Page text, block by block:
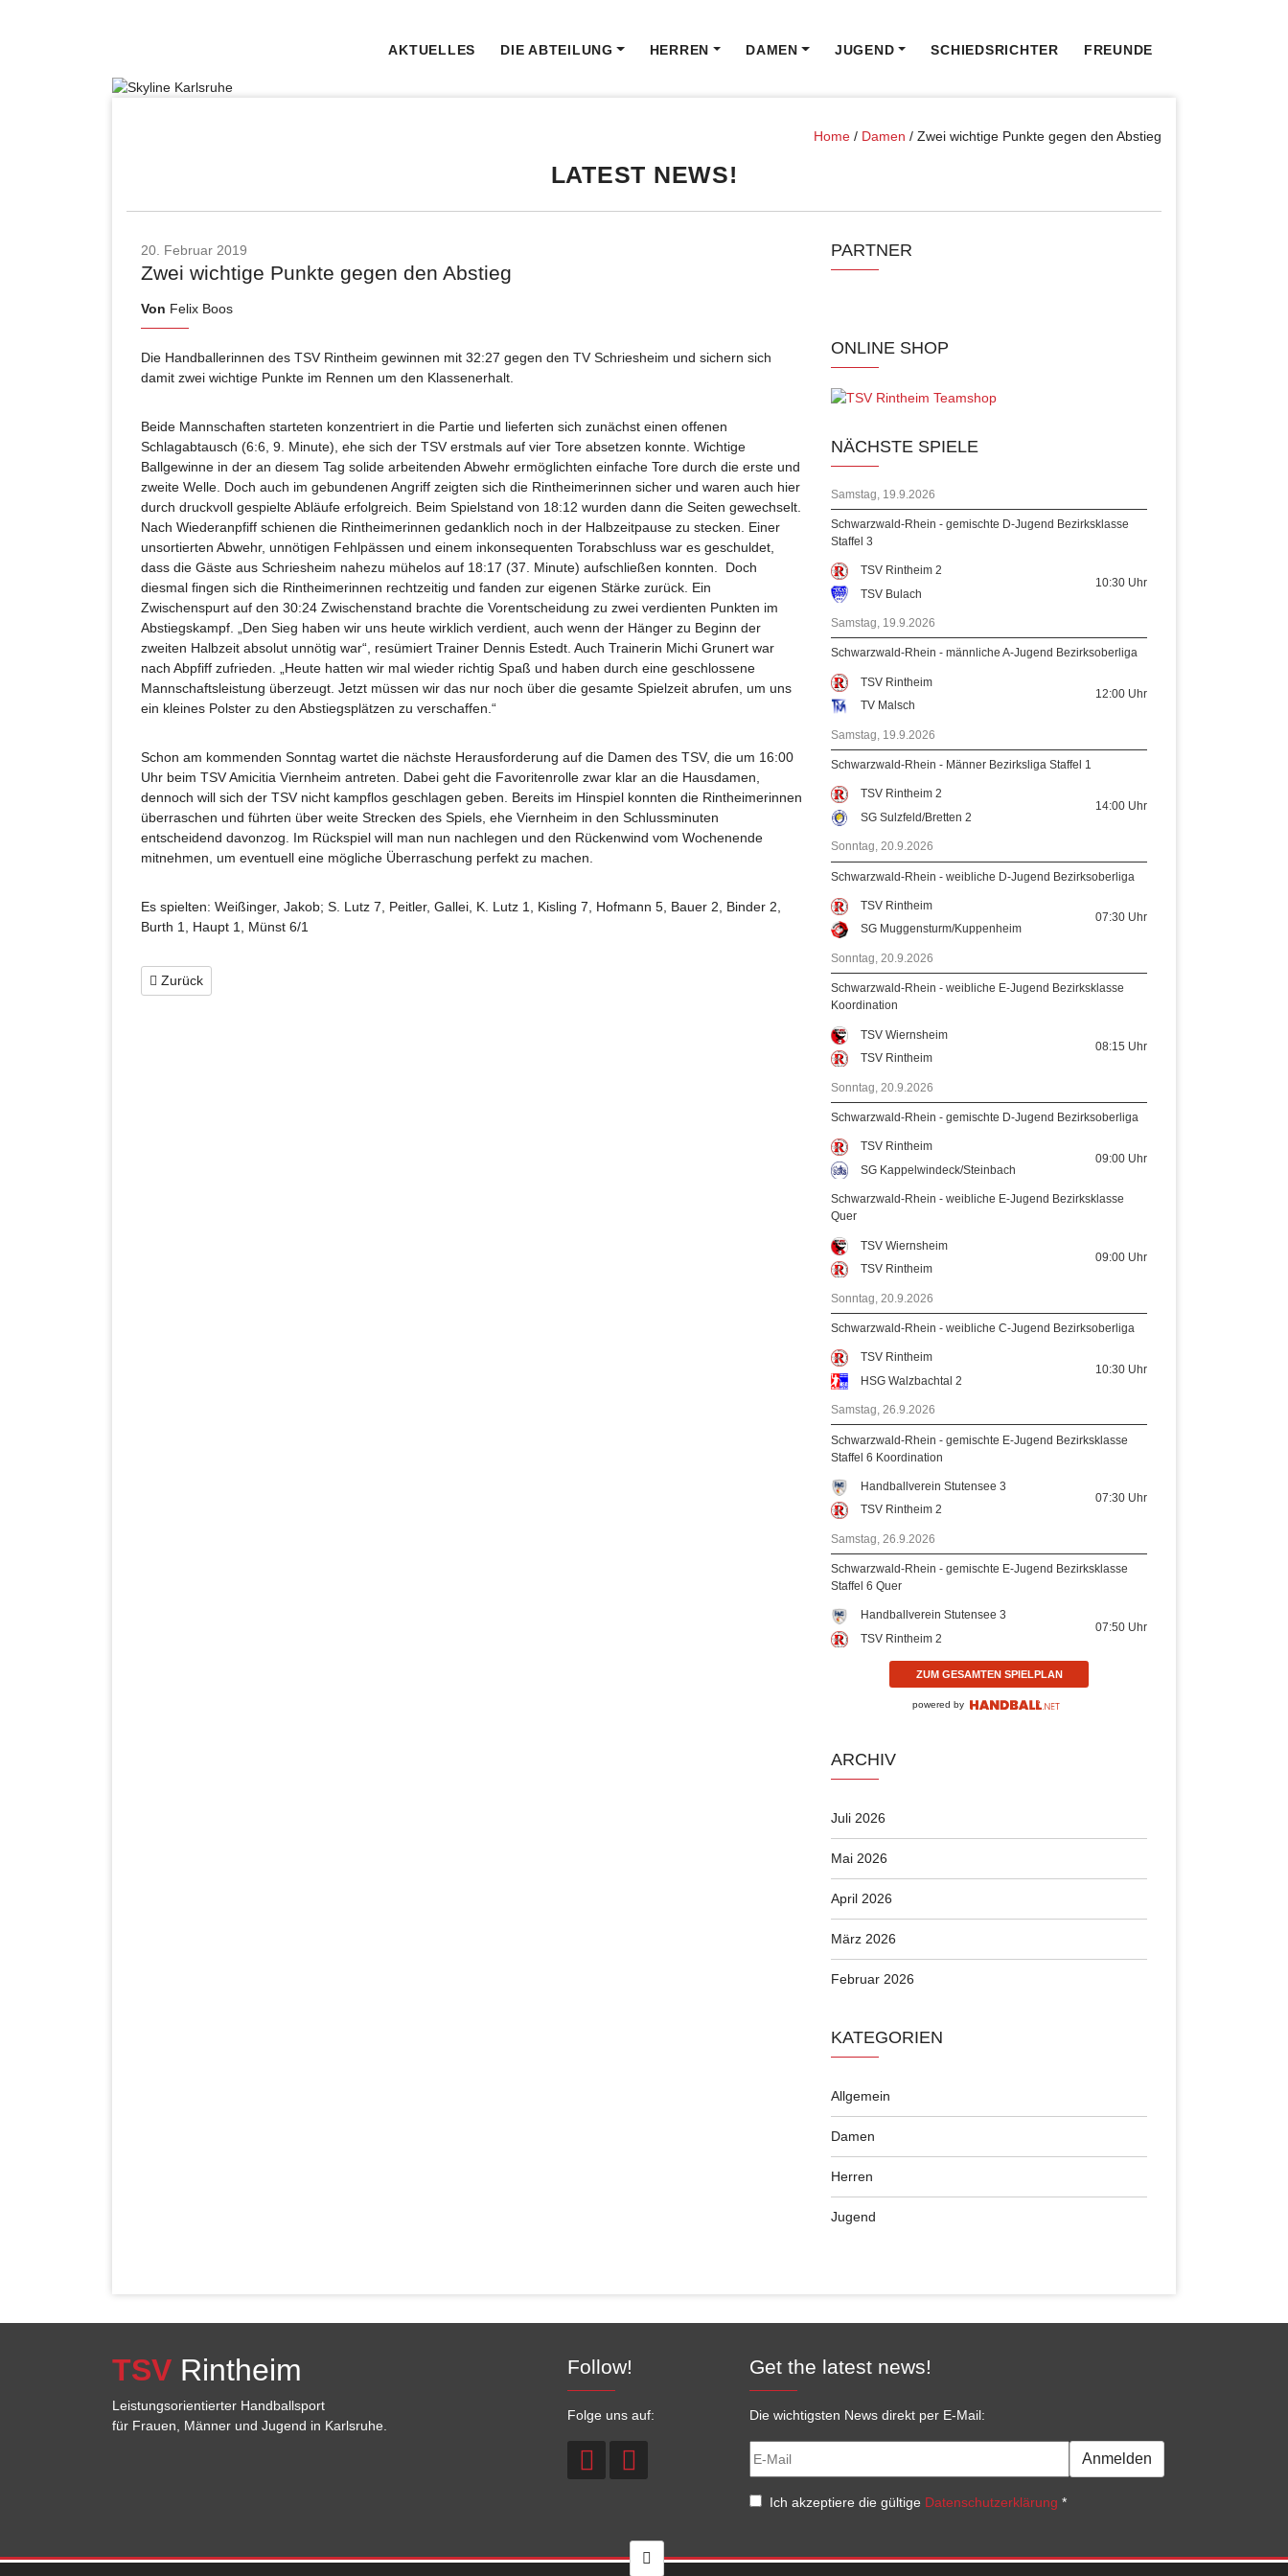
AKTUELLES DIE ABTEILUNG HERREN DAMEN JUGEND SCHIEDSRICHTER FREUNDE
Home / Damen / Zwei wichtige Punkte gegen den Abstieg
LATEST NEWS!
20. Februar 2019
Zwei wichtige Punkte gegen den Abstieg
Von Felix Boos
Die Handballerinnen des TSV Rintheim gewinnen mit 32:27 gegen den TV Schriesheim und sichern sich
damit zwei wichtige Punkte im Rennen um den Klassenerhalt.
Beide Mannschaften starteten konzentriert in die Partie und lieferten sich zunächst einen offenen
Schlagabtausch (6:6, 9. Minute), ehe sich der TSV erstmals auf vier Tore absetzen konnte. Wichtige
Ballgewinne in der an diesem Tag solide arbeitenden Abwehr ermöglichten einfache Tore durch die erste und
zweite Welle. Doch auch im gebundenen Angriff zeigten sich die Rintheimerinnen sicher und waren auch hier
durch druckvoll gespielte Abläufe erfolgreich. Beim Spielstand von 18:12 wurden dann die Seiten gewechselt.
Nach Wiederanpfiff schienen die Rintheimerinnen gedanklich noch in der Halbzeitpause zu stecken. Einer
unsortierten Abwehr, unnötigen Fehlpässen und einem inkonsequenten Torabschluss war es geschuldet,
dass die Gäste aus Schriesheim nahezu mühelos auf 18:17 (37. Minute) aufschließen konnten. Doch
diesmal fingen sich die Rintheimerinnen rechtzeitig und fanden zur eigenen Stärke zurück. Ein
Zwischenspurt auf den 30:24 Zwischenstand brachte die Vorentscheidung zu zwei verdienten Punkten im
Abstiegskampf. „Den Sieg haben wir uns heute wirklich verdient, auch wenn der Hänger zu Beginn der
zweiten Halbzeit absolut unnötig war“, resümiert Trainer Dennis Estedt. Auch Trainerin Michi Grunert war
nach Abpfiff zufrieden. „Heute hatten wir mal wieder richtig Spaß und haben durch eine geschlossene
Mannschaftsleistung überzeugt. Jetzt müssen wir das nur noch über die gesamte Spielzeit abrufen, um uns
ein kleines Polster zu den Abstiegsplätzen zu verschaffen.“
Schon am kommenden Sonntag wartet die nächste Herausforderung auf die Damen des TSV, die um 16:00
Uhr beim TSV Amicitia Viernheim antreten. Dabei geht die Favoritenrolle zwar klar an die Hausdamen,
dennoch will sich der TSV nicht kampflos geschlagen geben. Bereits im Hinspiel konnten die Rintheimerinnen
überraschen und führten über weite Strecken des Spiels, ehe Viernheim in den Schlussminuten
entscheidend davonzog. Im Rückspiel will man nun nachlegen und den Rückenwind vom Wochenende
mitnehmen, um eventuell eine mögliche Überraschung perfekt zu machen.
Es spielten: Weißinger, Jakob; S. Lutz 7, Peitler, Gallei, K. Lutz 1, Kisling 7, Hofmann 5, Bauer 2, Binder 2,
Burth 1, Haupt 1, Münst 6/1
Zurück
PARTNER
ONLINE SHOP
NÄCHSTE SPIELE
Samstag, 19.9.2026
Schwarzwald-Rhein - gemischte D-Jugend Bezirksklasse
Staffel 3
TSV Rintheim 2
TSV Bulach
10:30 Uhr
Samstag, 19.9.2026
Schwarzwald-Rhein - männliche A-Jugend Bezirksoberliga
TSV Rintheim
TV Malsch
12:00 Uhr
Samstag, 19.9.2026
Schwarzwald-Rhein - Männer Bezirksliga Staffel 1
TSV Rintheim 2
SG Sulzfeld/Bretten 2
14:00 Uhr
Sonntag, 20.9.2026
Schwarzwald-Rhein - weibliche D-Jugend Bezirksoberliga
TSV Rintheim
SG Muggensturm/Kuppenheim
07:30 Uhr
Sonntag, 20.9.2026
Schwarzwald-Rhein - weibliche E-Jugend Bezirksklasse
Koordination
TSV Wiernsheim
TSV Rintheim
08:15 Uhr
Sonntag, 20.9.2026
Schwarzwald-Rhein - gemischte D-Jugend Bezirksoberliga
TSV Rintheim
SG Kappelwindeck/Steinbach
09:00 Uhr
Schwarzwald-Rhein - weibliche E-Jugend Bezirksklasse
Quer
TSV Wiernsheim
TSV Rintheim
09:00 Uhr
Sonntag, 20.9.2026
Schwarzwald-Rhein - weibliche C-Jugend Bezirksoberliga
TSV Rintheim
HSG Walzbachtal 2
10:30 Uhr
Samstag, 26.9.2026
Schwarzwald-Rhein - gemischte E-Jugend Bezirksklasse
Staffel 6 Koordination
Handballverein Stutensee 3
TSV Rintheim 2
07:30 Uhr
Samstag, 26.9.2026
Schwarzwald-Rhein - gemischte E-Jugend Bezirksklasse
Staffel 6 Quer
Handballverein Stutensee 3
TSV Rintheim 2
07:50 Uhr
ZUM GESAMTEN SPIELPLAN
powered by
ARCHIV
Juli 2026
Mai 2026
April 2026
März 2026
Februar 2026
KATEGORIEN
Allgemein
Damen
Herren
Jugend
TSV Rintheim
Leistungsorientierter Handballsport
für Frauen, Männer und Jugend in Karlsruhe.
Follow!
Folge uns auf:
Get the latest news!
Die wichtigsten News direkt per E-Mail:
Anmelden
Ich akzeptiere die gültige Datenschutzerklärung *